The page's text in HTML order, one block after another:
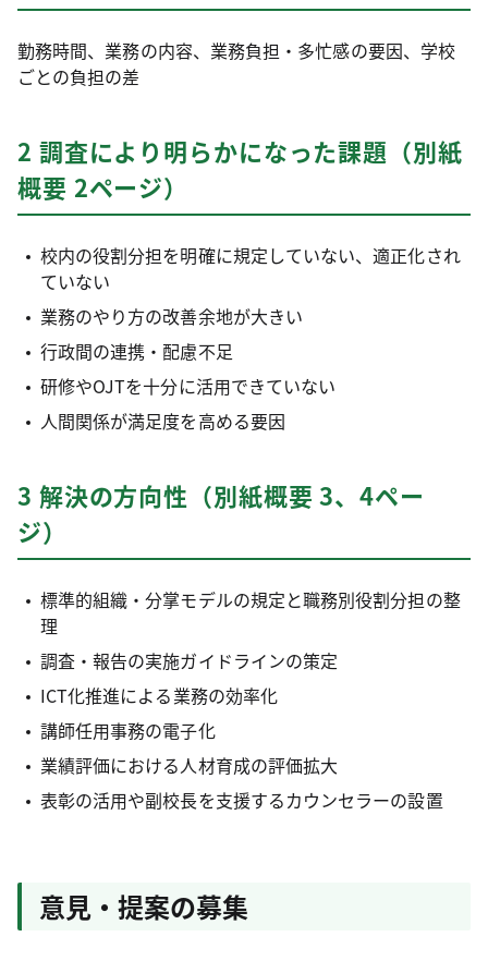
勤務時間、業務の内容、業務負担・多忙感の要因、学校
ごとの負担の差
2 調査により明らかになった課題（別紙
概要 2ページ）
校内の役割分担を明確に規定していない、適正化され
ていない
業務のやり方の改善余地が大きい
行政間の連携・配慮不足
研修やOJTを十分に活用できていない
人間関係が満足度を高める要因
3 解決の方向性（別紙概要 3、4ペー
ジ）
標準的組織・分掌モデルの規定と職務別役割分担の整
理
調査・報告の実施ガイドラインの策定
ICT化推進による業務の効率化
講師任用事務の電子化
業績評価における人材育成の評価拡大
表彰の活用や副校長を支援するカウンセラーの設置
意見・提案の募集